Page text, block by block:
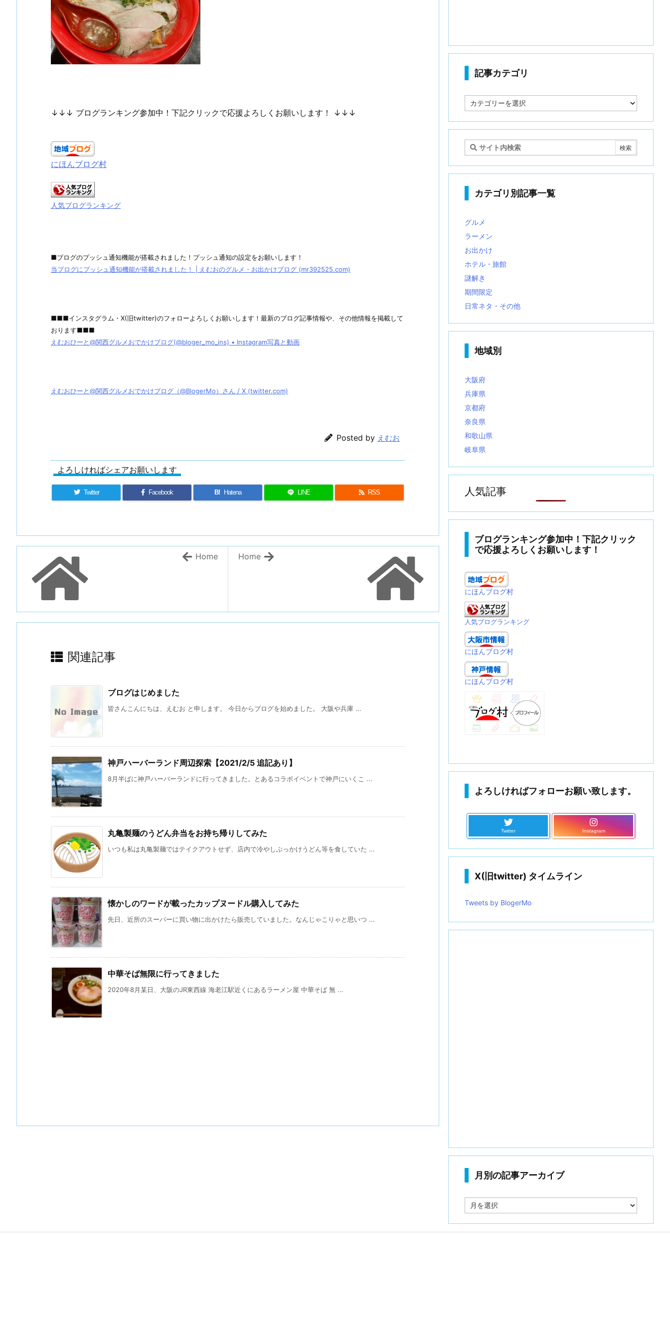
↓↓↓ ブログランキング参加中！下記クリックで応援よろしくお願いします！ ↓↓↓
にほんブログ村
人気ブログランキング
■ブログのプッシュ通知機能が搭載されました！プッシュ通知の設定をお願いします！
当ブログにプッシュ通知機能が搭載されました！ | えむおのグルメ・お出かけブログ (mr392525.com)
■■■インスタグラム・X(旧twitter)のフォローよろしくお願いします！最新のブログ記事情報や、その他情報を掲載して
おります■■■
えむおひーと@関西グルメおでかけブログ(@bloger_mo_ins) • Instagram写真と動画
えむおひーと@関西グルメおでかけブログ（@BlogerMo）さん / X (twitter.com)
Posted by えむお
よろしければシェアお願いします
Twitter Facebook B! Hatena LINE RSS
Home
Home
関連記事
ブログはじめました
皆さんこんにちは、えむお と申します。 今日からブログを始めました。 大阪や兵庫 ...
神戸ハーバーランド周辺探索【2021/2/5 追記あり】
8月半ばに神戸ハーバーランドに行ってきました。とあるコラボイベントで神戸にいくこ ...
丸亀製麺のうどん弁当をお持ち帰りしてみた
いつも私は丸亀製麺ではテイクアウトせず、店内で冷やしぶっかけうどん等を食していた ...
懐かしのワードが載ったカップヌードル購入してみた
先日、近所のスーパーに買い物に出かけたら販売していました。なんじゃこりゃと思いつ ...
中華そば無限に行ってきました
2020年8月某日、大阪のJR東西線 海老江駅近くにあるラーメン屋 中華そば 無 ...
記事カテゴリ
事
テ
リ
カテゴリ別記事一覧
グルメ
ラーメン
お出かけ
ホテル・旅館
謎解き
期間限定
日常ネタ・その他
地域別
大阪府
兵庫県
京都府
奈良県
和歌山県
岐阜県
人気記事
ブログランキング参加中！下記クリック
で応援よろしくお願いします！
にほんブログ村
人気ブログランキング
にほんブログ村
にほんブログ村
よろしければフォローお願い致します。
Twitter Instagram
X(旧twitter) タイムライン
Tweets by BlogerMo
月別の記事アーカイブ
別
記